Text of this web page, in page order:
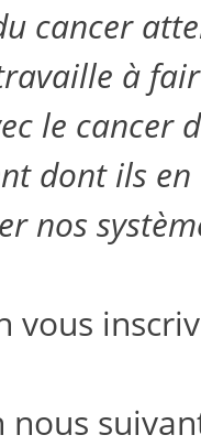
cancer
à
le cancer
dont ils
nos
vous
nous